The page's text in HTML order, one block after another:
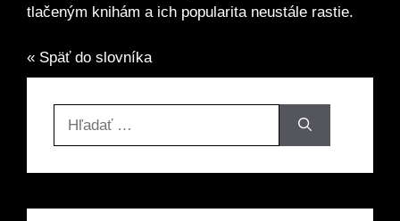
tlačeným knihám a ich popularita neustále rastie.
« Späť do slovníka